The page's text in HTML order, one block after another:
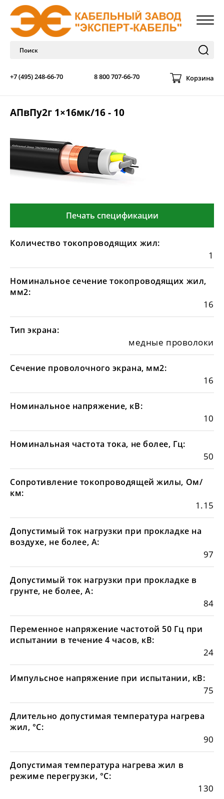
+7 (495) 248-66-70 8 800 707-66-70 Корзина
АПвПу2г 1×16мк/16 - 10
Печать спецификации
Количество токопроводящих жил:
1
Номинальное сечение токопроводящих жил,
мм2:
16
Тип экрана:
медные проволоки
Сечение проволочного экрана, мм2:
16
Номинальное напряжение, кВ:
10
Номинальная частота тока, не более, Гц:
50
Сопротивление токопроводящей жилы, Ом/
км:
1.15
Допустимый ток нагрузки при прокладке на
воздухе, не более, А:
97
Допустимый ток нагрузки при прокладке в
грунте, не более, А:
84
Переменное напряжение частотой 50 Гц при
испытании в течение 4 часов, кВ:
24
Импульсное напряжение при испытании, кВ:
75
Длительно допустимая температура нагрева
жил, °С:
90
Допустимая температура нагрева жил в
режиме перегрузки, °С:
130